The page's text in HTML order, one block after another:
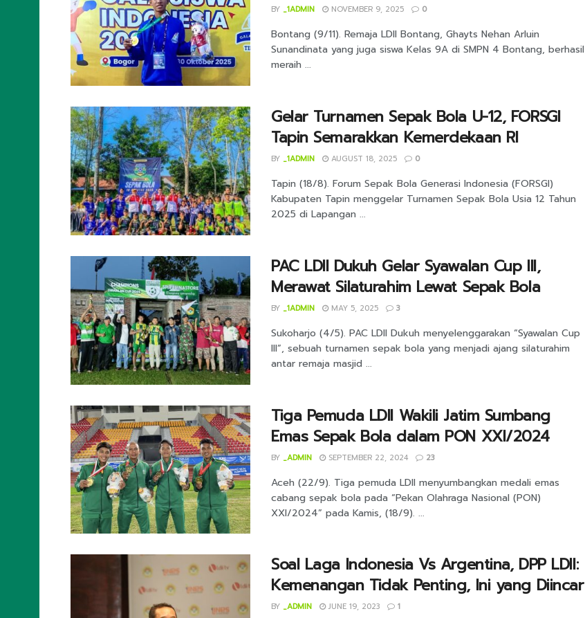
BY _1ADMIN NOVEMBER 9, 2025 0
Bontang (9/11). Remaja LDII Bontang, Ghayts Nehan Arluin
Sunandinata yang juga siswa Kelas 9A di SMPN 4 Bontang, berhasil
meraih ...
Gelar Turnamen Sepak Bola U-12, FORSGI
Tapin Semarakkan Kemerdekaan RI
BY _1ADMIN AUGUST 18, 2025 0
Tapin (18/8). Forum Sepak Bola Generasi Indonesia (FORSGI)
Kabupaten Tapin menggelar Turnamen Sepak Bola Usia 12 Tahun
2025 di Lapangan ...
PAC LDII Dukuh Gelar Syawalan Cup III,
Merawat Silaturahim Lewat Sepak Bola
BY _1ADMIN MAY 5, 2025 3
Sukoharjo (4/5). PAC LDII Dukuh menyelenggarakan “Syawalan Cup
III”, sebuah turnamen sepak bola yang menjadi ajang silaturahim
antar remaja masjid ...
Tiga Pemuda LDII Wakili Jatim Sumbang
Emas Sepak Bola dalam PON XXI/2024
BY _ADMIN SEPTEMBER 22, 2024 23
Aceh (22/9). Tiga pemuda LDII menyumbangkan medali emas
cabang sepak bola pada “Pekan Olahraga Nasional (PON)
XXI/2024” pada Kamis, (18/9). ...
Soal Laga Indonesia Vs Argentina, DPP LDII:
Kemenangan Tidak Penting, Ini yang Diincar
BY _ADMIN JUNE 19, 2023 1